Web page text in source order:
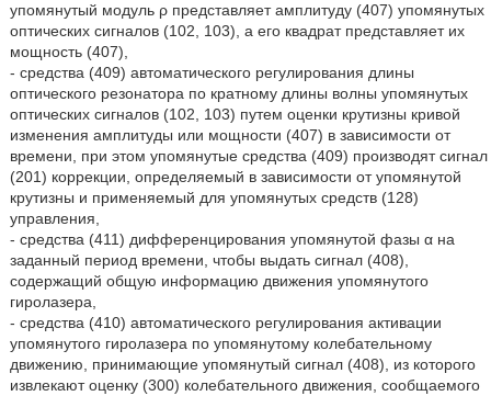
упомянутый модуль ρ представляет амплитуду (407) упомянутых
оптических сигналов (102, 103), а его квадрат представляет их
мощность (407),
- средства (409) автоматического регулирования длины
оптического резонатора по кратному длины волны упомянутых
оптических сигналов (102, 103) путем оценки крутизны кривой
изменения амплитуды или мощности (407) в зависимости от
времени, при этом упомянутые средства (409) производят сигнал
(201) коррекции, определяемый в зависимости от упомянутой
крутизны и применяемый для упомянутых средств (128)
управления,
- средства (411) дифференцирования упомянутой фазы α на
заданный период времени, чтобы выдать сигнал (408),
содержащий общую информацию движения упомянутого
гиролазера,
- средства (410) автоматического регулирования активации
упомянутого гиролазера по упомянутому колебательному
движению, принимающие упомянутый сигнал (408), из которого
извлекают оценку (300) колебательного движения, сообщаемого